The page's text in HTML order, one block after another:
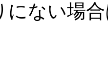
にない場